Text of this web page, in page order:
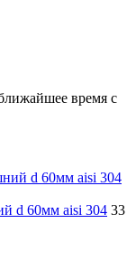
время с
d 60мм aisi 304 33